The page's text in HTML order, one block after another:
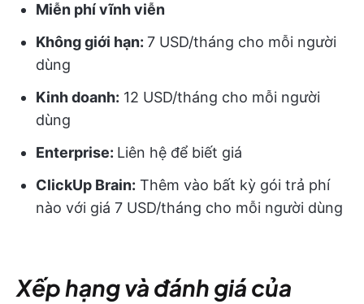
Miễn phí vĩnh viễn
Không giới hạn: 7 USD/tháng cho mỗi người
dùng
Kinh doanh: 12 USD/tháng cho mỗi người
dùng
Enterprise: Liên hệ để biết giá
ClickUp Brain: Thêm vào bất kỳ gói trả phí
nào với giá 7 USD/tháng cho mỗi người dùng
Xếp hạng và đánh giá của